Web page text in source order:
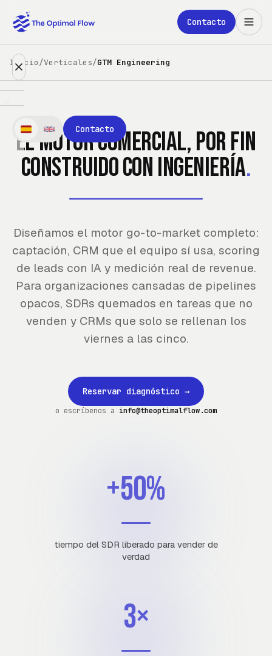
Contacto
Partners
Clientes
Contacto
Inicio/Verticales/GTM Engineering
El motor comercial, por fin
construido con ingeniería.
Diseñamos el motor go-to-market completo:
captación, CRM que el equipo sí usa, scoring
de leads con IA y medición real de revenue.
Para organizaciones cansadas de pipelines
opacos, SDRs quemados en tareas que no
venden y CRMs que solo se rellenan los
viernes a las cinco.
Reservar diagnóstico →
o escríbenos a info@theoptimalflow.com
+50%
tiempo del SDR liberado para vender de
verdad
3×